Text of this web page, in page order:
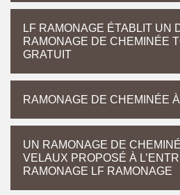
LF RAMONAGE ÉTABLIT UN
RAMONAGE DE CHEMINÉE
GRATUIT
RAMONAGE DE CHEMINÉE
UN RAMONAGE DE
VELAUX PROPOSÉ À
RAMONAGE LF RAMONAGE